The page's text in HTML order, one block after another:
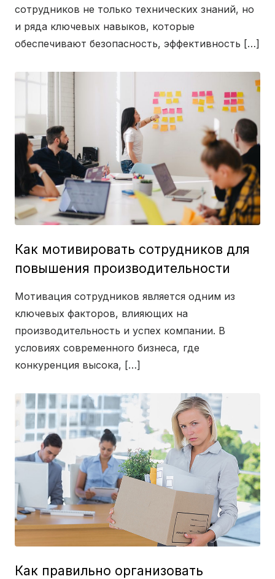
сотрудников не только технических знаний, но
и ряда ключевых навыков, которые
обеспечивают безопасность, эффективность […]
Как мотивировать сотрудников для
повышения производительности
Мотивация сотрудников является одним из
ключевых факторов, влияющих на
производительность и успех компании. В
условиях современного бизнеса, где
конкуренция высока, […]
Как правильно организовать